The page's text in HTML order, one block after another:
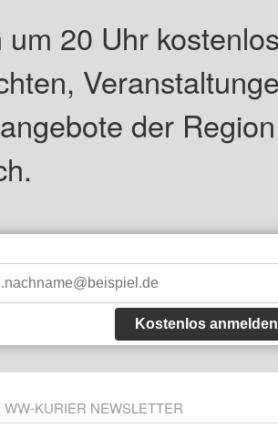
um 20 Uhr
der
Kostenlos anmelden
KURIER NEWSLETTER